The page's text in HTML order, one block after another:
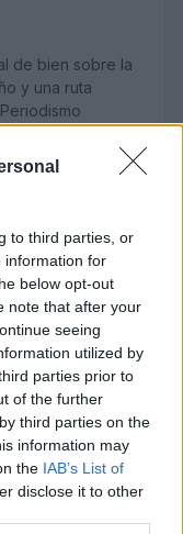
to third parties, or
information for
below opt-out
note that after your
seeing
utilized by
parties prior to
of the further
third parties on the
information may
the IAB’s List of
disclose it to other
de bien sobre la
y una ruta